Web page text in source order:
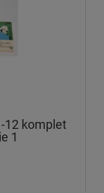
12 komplet
1